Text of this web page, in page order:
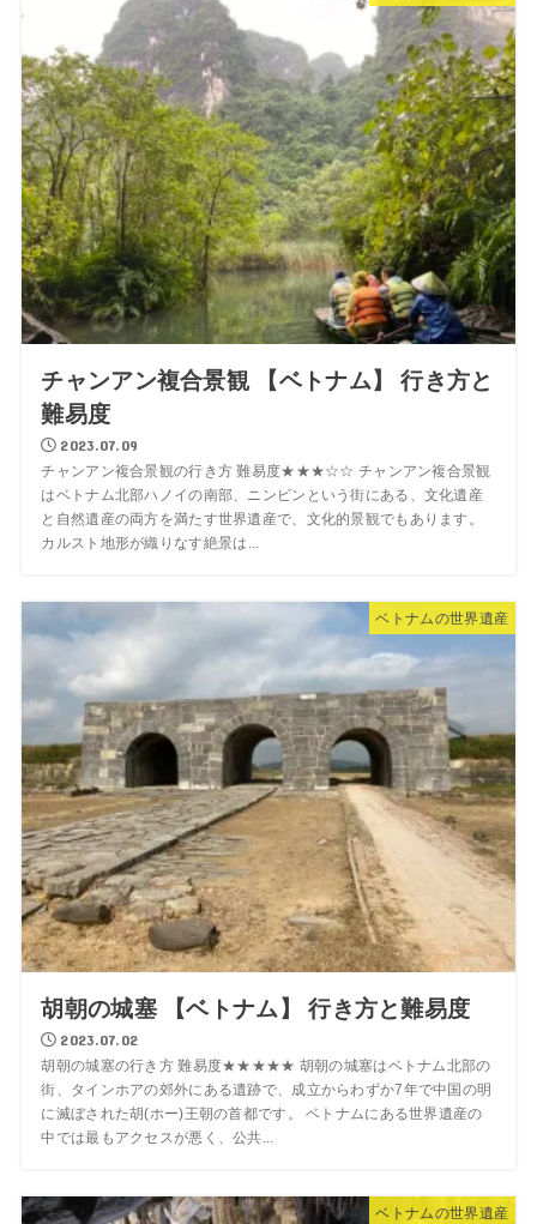
チャンアン複合景観 【ベトナム】 行き方と
難易度
2023.07.09
チャンアン複合景観の行き方 難易度★★★☆☆ チャンアン複合景観
はベトナム北部ハノイの南部、ニンビンという街にある、文化遺産
と自然遺産の両方を満たす世界遺産で、文化的景観でもあります。
カルスト地形が織りなす絶景は...
ベトナムの世界遺産
胡朝の城塞 【ベトナム】 行き方と難易度
2023.07.02
胡朝の城塞の行き方 難易度★★★★★ 胡朝の城塞はベトナム北部の
街、タインホアの郊外にある遺跡で、成立からわずか7年で中国の明
に滅ぼされた胡(ホー)王朝の首都です。 ベトナムにある世界遺産の
中では最もアクセスが悪く、公共...
ベトナムの世界遺産